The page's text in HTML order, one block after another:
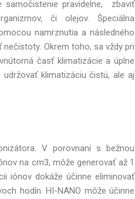
samočistenie pravidelne, zbaviť
či olejov. Špeciálna
namrznutia a následného
Okrem toho, sa vždy pri
časť klimatizácie a úplne
klimatizáciu čistú, ale aj
V porovnaní s bežnou
na cm3, môže generovať až 1
iónov dokáže účinne eliminovať
hodín. HI-NANO môže účinne